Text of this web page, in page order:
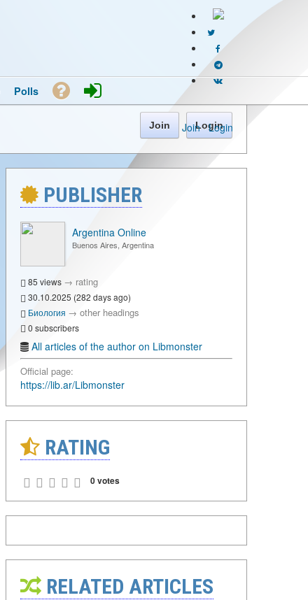
Join · Login
Polls
Join Login
PUBLISHER
Argentina Online
Buenos Aires, Argentina
85 views → rating
30.10.2025 (282 days ago)
Биология → other headings
0 subscribers
All articles of the author on Libmonster
Official page:
https://lib.ar/Libmonster
RATING
0 votes
RELATED ARTICLES